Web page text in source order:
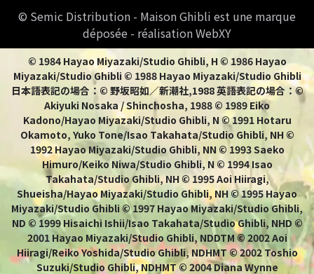
© Semic Distribution - Maison Ghibli est une marque
déposée - réalisation WebXY
© 1984 Hayao Miyazaki/Studio Ghibli, H © 1986 Hayao
Miyazaki/Studio Ghibli © 1988 Hayao Miyazaki/Studio Ghibli
日本語表記の場合：© 野坂昭如／新潮社,1988 英語表記の場合：©
Akiyuki Nosaka / Shinchosha, 1988 © 1989 Eiko
Kadono/Hayao Miyazaki/Studio Ghibli, N © 1991 Hotaru
Okamoto, Yuko Tone/Isao Takahata/Studio Ghibli, NH ©
1992 Hayao Miyazaki/Studio Ghibli, NN © 1993 Saeko
Himuro/Keiko Niwa/Studio Ghibli, N © 1994 Isao
Takahata/Studio Ghibli, NH © 1995 Aoi Hiiragi,
Shueisha/Hayao Miyazaki/Studio Ghibli, NH © 1995 Hayao
Miyazaki/Studio Ghibli © 1997 Hayao Miyazaki/Studio Ghibli,
ND © 1999 Hisaichi Ishii/Isao Takahata/Studio Ghibli, NHD ©
2001 Hayao Miyazaki/Studio Ghibli, NDDTM © 2002 Aoi
Hiiragi/Reiko Yoshida/Studio Ghibli, NDHMT © 2002 Toshio
Suzuki/Studio Ghibli, NDHMT © 2004 Diana Wynne